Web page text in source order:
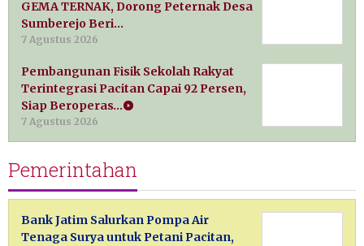
GEMA TERNAK, Dorong Peternak Desa
Sumberejo Beri…
7 Agustus 2026
Pembangunan Fisik Sekolah Rakyat
Terintegrasi Pacitan Capai 92 Persen,
Siap Beroperas…
7 Agustus 2026
Pemerintahan
Bank Jatim Salurkan Pompa Air
Tenaga Surya untuk Petani Pacitan,